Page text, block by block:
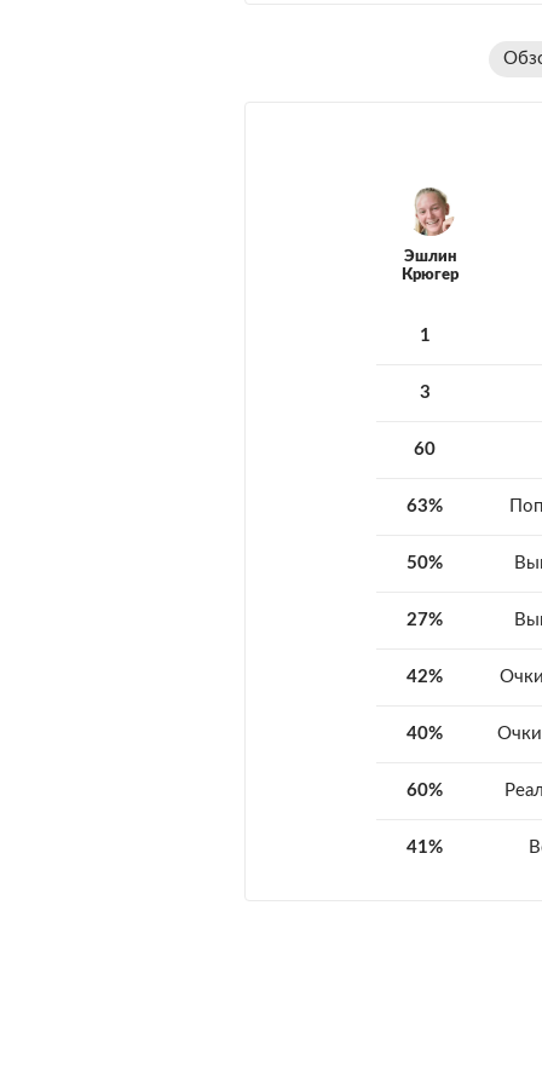
Эшлин
Крюгер
1
3
60
63%
50%
27%
42%
40%
60%
41%